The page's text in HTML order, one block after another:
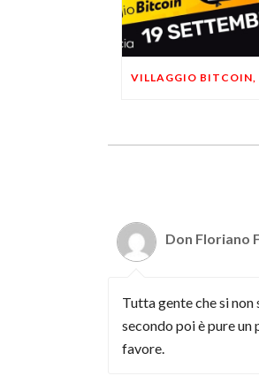
Don Floriano
Tutta gente che si
secondo poi è pure
favore.